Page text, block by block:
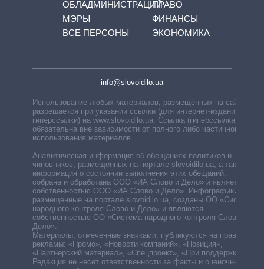
ОБЛАДМИНИСТРАЦИЙ
МЭРЫ
ВСЕ ПЕРСОНЫ
ПРАВО
ФИНАНСЫ
ЭКОНОМИКА
info@slovoidilo.ua
Использование любых материалов, размещённых на сайте,
разрешается при указании ссылки (для интернет-изданий —
гиперссылки) на www.slovoidilo.ua. Ссылка (гиперссылка)
обязательна вне зависимости от полного либо частичного
использования материалов.
Аналитическая информация об обещаниях политиков и
чиновников, размещенных на портале slovoidilo.ua, а также
информация о состоянии выполнения этих обещаний,
собрана и обработана ООО «ИА Слово и Дело» и является
собственностью ООО «ИА Слово и Дело». Инфографики,
размещенные на портале slovoidilo.ua, созданы ОО «Система
народного контроля Слово и Дело» и являются
собственностью ОО «Система народного контроля Слово и
Дело».
Материалы, отмеченные значками, публикуются на правах
рекламы: «Промо», «Новости компаний», «Позиция»,
«Партнерский материал», «Спецпроект», «При поддержке».
Редакция не несет ответственности за факты и оценочные